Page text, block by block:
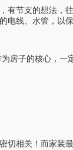
节支的想法
电线、水管，以保
子的核心，
相关！而家装